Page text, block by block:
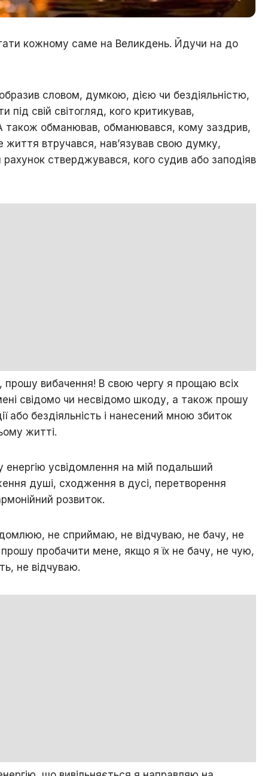
кожному саме на Великдень. Йдучи на до
словом, думкою, дією чи бездіяльністю,
під свій світогляд, кого критикував,
обманював, обманювався, кому заздрив,
життя втручався, нав’язував свою думку,
стверджувався, кого судив або заподіяв
вибачення! В свою чергу я прощаю всіх
свідомо чи несвідомо шкоду, а також прошу
або бездіяльність і нанесений мною збиток
житті.
енергію усвідомлення на мій подальший
душі, сходження в дусі, перетворення
розвиток.
не сприймаю, не відчуваю, не бачу, не
пробачити мене, якщо я їх не бачу, не чую,
не відчуваю.